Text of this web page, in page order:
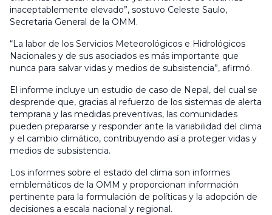
inaceptablemente elevado”, sostuvo Celeste Saulo,
Secretaria General de la OMM.
“La labor de los Servicios Meteorológicos e Hidrológicos
Nacionales y de sus asociados es más importante que
nunca para salvar vidas y medios de subsistencia”, afirmó.
El informe incluye un estudio de caso de Nepal, del cual se
desprende que, gracias al refuerzo de los sistemas de alerta
temprana y las medidas preventivas, las comunidades
pueden prepararse y responder ante la variabilidad del clima
y el cambio climático, contribuyendo así a proteger vidas y
medios de subsistencia.
Los informes sobre el estado del clima son informes
emblemáticos de la OMM y proporcionan información
pertinente para la formulación de políticas y la adopción de
decisiones a escala nacional y regional.